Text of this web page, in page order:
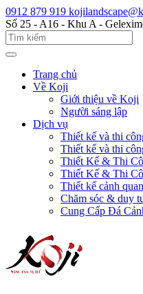
0912 879 919
Số 25 - A16 - Khu A -
Trang chủ
Về Koji
Giới thiệu về Koji
Người sáng lập
Dịch vụ
Thiết kế và thi
Thiết kế và thi
Thiết Kế & Thi
Thiết Kế & Thi
Thiết kế cảnh
Chăm sóc & duy
Cung Cấp Đá